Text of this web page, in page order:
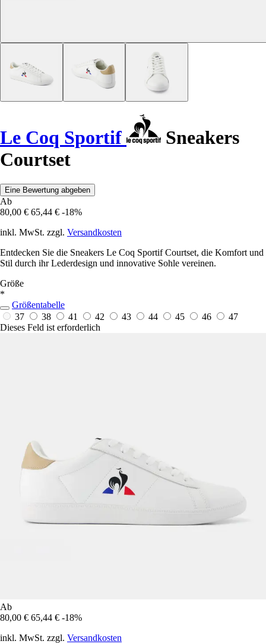
Le Coq Sportif
Sneakers
Courtset
Eine Bewertung abgeben
Ab
80,00 € 65,44 € -18%
inkl. MwSt. zzgl. Versandkosten
Entdecken Sie die Sneakers Le Coq Sportif Courtset, die Komfort und
Stil durch ihr Lederdesign und innovative Sohle vereinen.
Größe
*
Größentabelle
37
38 41 42 43 44 45 46
47
Dieses Feld ist erforderlich
Ab
80,00 € 65,44 € -18%
inkl. MwSt. zzgl. Versandkosten